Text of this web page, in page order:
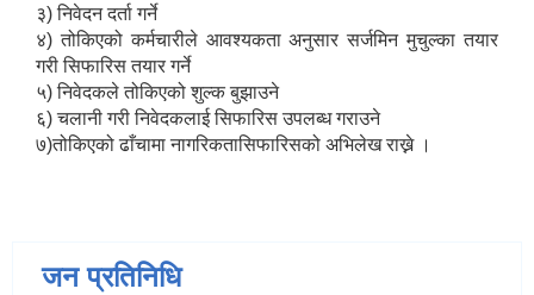
३) निवेदन दर्ता गर्ने
४) तोकिएको कर्मचारीले आवश्यकता अनुसार सर्जमिन मुचुल्का तयार
गरी सिफारिस तयार गर्ने
५) निवेदकले तोकिएको शुल्क बुझाउने
६) चलानी गरी निवेदकलाई सिफारिस उपलब्ध गराउने
७)तोकिएको ढाँचामा नागरिकतासिफारिसको अभिलेख राख्ने ।
जन प्रतिनिधि